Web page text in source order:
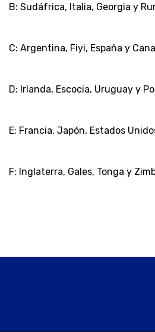
B: Sudáfrica, Italia, Georgia y
C: Argentina, Fiyi, España y
D: Irlanda, Escocia, Uruguay y
E: Francia, Japón, Estados
F: Inglaterra, Gales, Tonga y